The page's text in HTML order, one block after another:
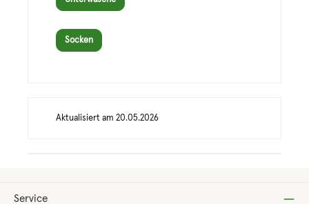
Socken
Aktualisiert am 20.05.2026
Service